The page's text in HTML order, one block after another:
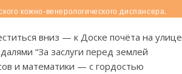
кожно-венерологического диспансера.
вниз — к Доске почёта на улице
“За заслуги перед землей
и математики — с гордостью